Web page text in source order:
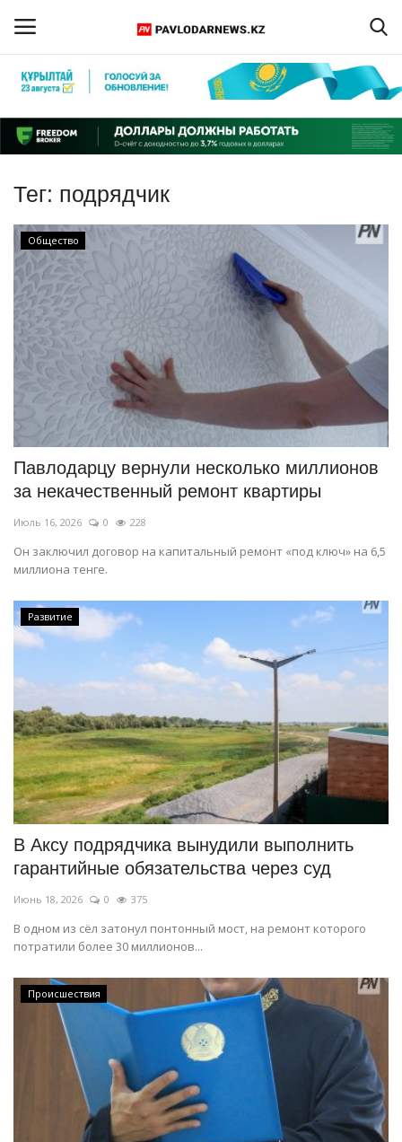
Регистрация
Главная
Обратная связь
ПАВЛОДАРСКАЯ ОБЛАСТЬ
КАЗАХСТАН
МИР
СПЕЦПРОЕКТЫ
СПОРТ
Чек-лист
РАЗВЛЕЧЕНИЯ
OFFICIAL
Курултай
Тег: подрядчик
Общество
Павлодарцу вернули несколько миллионов
за некачественный ремонт квартиры
Июль 16, 2026 0 228
Он заключил договор на капитальный ремонт «под ключ» на 6,5
миллиона тенге.
Развитие
В Аксу подрядчика вынудили выполнить
гарантийные обязательства через суд
Июнь 18, 2026 0 375
В одном из сёл затонул понтонный мост, на ремонт которого
потратили более 30 миллионов...
Происшествия